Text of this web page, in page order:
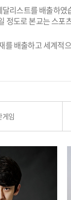
리스트를 배출하였
정도로 본교는 스포
배출하고 세계적
게임